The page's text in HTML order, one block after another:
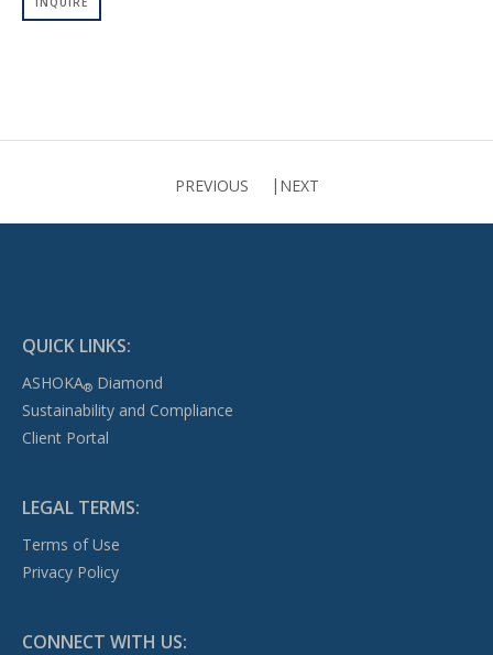
钟表
耳飾
钟表
PREVIOUS NEXT
QUICK LINKS:
ASHOKA®Diamond
Sustainability and Compliance
Client Portal
LEGAL TERMS:
Terms of Use
Privacy Policy
CONNECT WITH US: